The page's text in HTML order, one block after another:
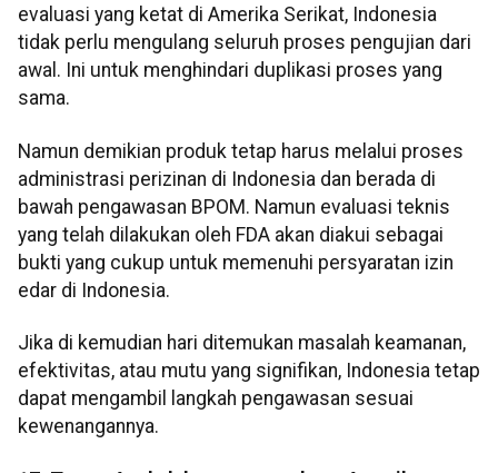
evaluasi yang ketat di Amerika Serikat, Indonesia
tidak perlu mengulang seluruh proses pengujian dari
awal. Ini untuk menghindari duplikasi proses yang
sama.
Namun demikian produk tetap harus melalui proses
administrasi perizinan di Indonesia dan berada di
bawah pengawasan BPOM. Namun evaluasi teknis
yang telah dilakukan oleh FDA akan diakui sebagai
bukti yang cukup untuk memenuhi persyaratan izin
edar di Indonesia.
Jika di kemudian hari ditemukan masalah keamanan,
efektivitas, atau mutu yang signifikan, Indonesia tetap
dapat mengambil langkah pengawasan sesuai
kewenangannya.